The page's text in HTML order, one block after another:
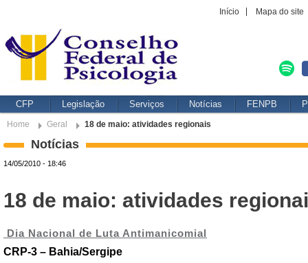
Início Mapa do site
CFP Legislação Serviços Notícias FENPB
Home Geral 18 de maio: atividades regionais
Notícias
14/05/2010 - 18:46
18 de maio: atividades
Dia Nacional de Luta Antimanicomial
CRP-3 – Bahia/Sergipe